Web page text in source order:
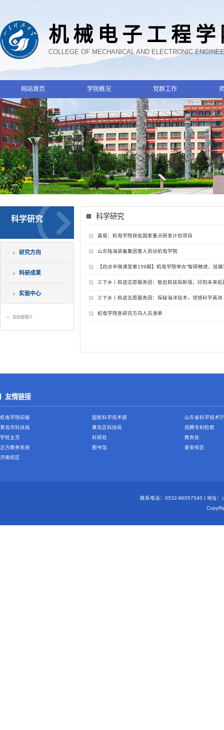
机械电子工程
COLLEGE OF MECHANICAL AND ELECTRONIC
网站首页 学院概况 党群工作
科学研究
研究方向
科研成果
实验中心
实验室简介
科学研究
喜报：机电学院获批国家重点研发计划项目
山东陆海装备集团客人到访机电学院
【四点半微课堂第159期】机电学院举办“智研精进，技
三下乡丨嵙迹志愿服务团：智启嵙技探新境，印刻未来拓
三下乡丨嵙迹志愿服务团：探秘海洋技术，领悟科学真谛
机电学院各研究方向人员清单
友情链接
机电学院旧版 国家科学技术部
山东省科学技术厅
青岛市科技局
黄岛区科技局
佰腾专利检索
学校主页
科研处
教务处
正方教务系统
图书馆
泰安校区
济南校区
联系电话：0532-86057540 | 地址：